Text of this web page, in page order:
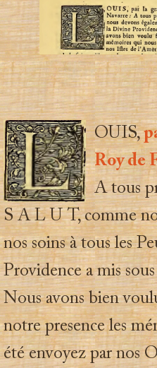
OUIS,
Roy de
A tous
S A L U T, comme
nos soins à tous les
Providence a mis
Nous avons bien
notre presence les
été envoyez par nos